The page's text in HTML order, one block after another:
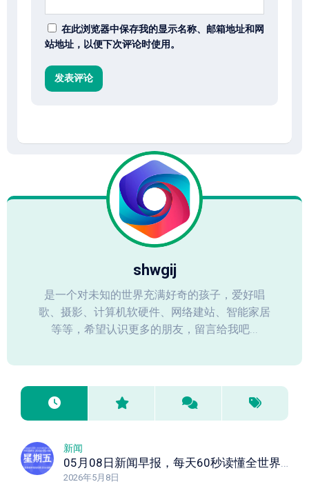
在此浏览器中保存我的显示名称、邮箱地址和网
站地址，以便下次评论时使用。
shwgij
是一个对未知的世界充满好奇的孩子，爱好唱
歌、摄影、计算机软硬件、网络建站、智能家居
等等，希望认识更多的朋友，留言给我吧...
新闻
05月08日新闻早报，每天60秒读懂全世界！
2026年5月8日